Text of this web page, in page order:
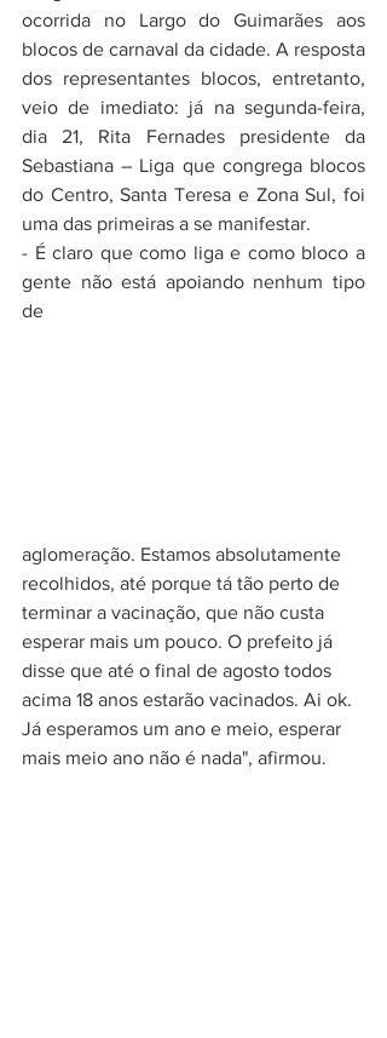
ocorrida no Largo do Guimarães aos
blocos de carnaval da cidade. A resposta
dos representantes blocos, entretanto,
veio de imediato: já na segunda-feira,
dia 21, Rita Fernades presidente da
Sebastiana – Liga que congrega blocos
do Centro, Santa Teresa e Zona Sul, foi
uma das primeiras a se manifestar.
- É claro que como liga e como bloco a
gente não está apoiando nenhum tipo
de
aglomeração. Estamos absolutamente
recolhidos, até porque tá tão perto de
terminar a vacinação, que não custa
esperar mais um pouco. O prefeito já
disse que até o final de agosto todos
acima 18 anos estarão vacinados. Ai ok.
Já esperamos um ano e meio, esperar
mais meio ano não é nada", afirmou.